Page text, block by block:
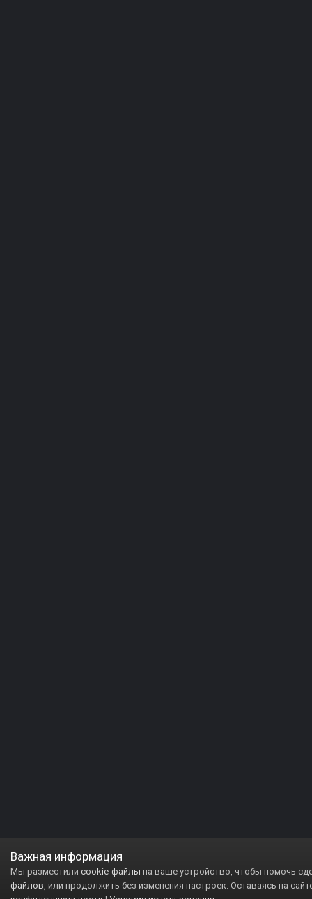
Важная информация
Мы разместили cookie-файлы на ваше устройство, чтобы помочь
файлов, или продолжить без изменения настроек. Оставаясь на